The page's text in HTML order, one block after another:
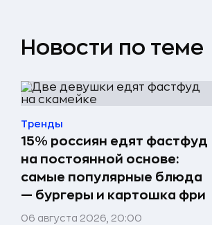
Новости по теме
Тренды
15% россиян едят фастфуд
на постоянной основе:
самые популярные блюда
— бургеры и картошка фри
06 августа 2026, 20:00